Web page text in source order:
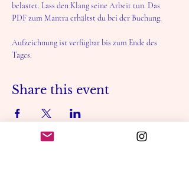
belastet. Lass den Klang seine Arbeit tun. Das
PDF zum Mantra erhältst du bei der Buchung.
Aufzeichnung ist verfügbar bis zum Ende des
Tages.
Share this event